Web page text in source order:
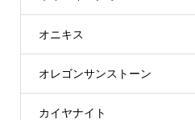
オニキス
オレゴンサンストーン
カイヤナイト